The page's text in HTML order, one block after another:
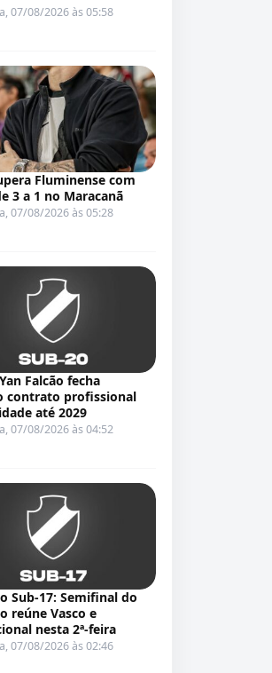
07/08/2026 às 05:58
Fluminense com
3 a 1 no Maracanã
07/08/2026 às 05:28
Falcão fecha
contrato profissional
até 2029
07/08/2026 às 04:52
Sub-17: Semifinal do
reúne Vasco e
nesta 2ª-feira
07/08/2026 às 02:46